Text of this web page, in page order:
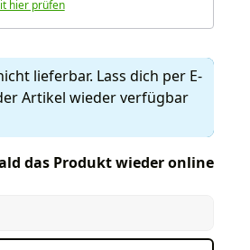
hier prüfen
lieferbar. Lass dich per E-
Artikel wieder verfügbar
das Produkt wieder online